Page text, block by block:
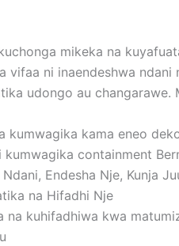
mikeka na
vifaa ni inaendeshwa
udongo au
kumwagika kama eneo
kumwagika containment
Endesha Nje, Kunja
na Hifadhi Nje
na kuhifadhiwa kwa